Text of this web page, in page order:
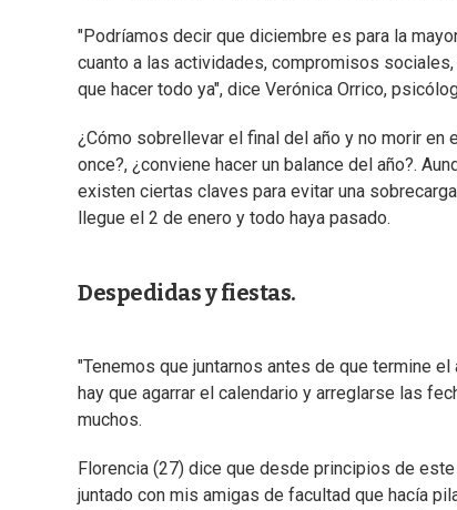
"Podríamos decir que diciembre es para la
cuanto a las actividades, compromisos
que hacer todo ya", dice Verónica Orrico,
¿Cómo sobrellevar el final del año y no morir en
once?, ¿conviene hacer un balance del año?.
existen ciertas claves para evitar una
llegue el 2 de enero y todo haya pasado.
Despedidas y fiestas.
"Tenemos que juntarnos antes de que termine
hay que agarrar el calendario y arreglarse las
muchos.
Florencia (27) dice que desde principios de
juntado con mis amigas de facultad que hacía